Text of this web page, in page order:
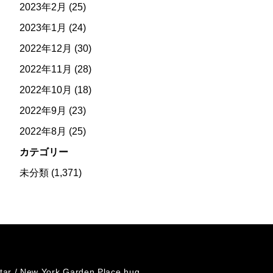
2023年2月 (25)
2023年1月 (24)
2022年12月 (30)
2022年11月 (28)
2022年10月 (18)
2022年9月 (23)
2022年8月 (25)
カテゴリー
未分類(1,371)